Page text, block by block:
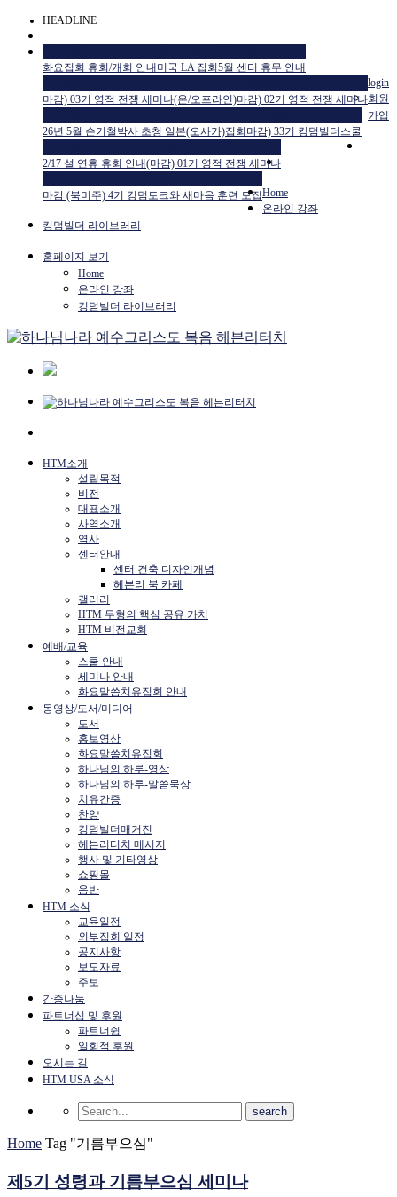
HEADLINE
화요집회 휴회/개회 안내 미국 LA 집회 5월 센터 휴무 안내
마감) 03기 영적 전쟁 세미나(온/오프라인)마감) 02기 영적 전쟁 세미나
26년 5월 손기철박사 초청 일본(오사카)집회 마감) 33기 킹덤빌더스쿨
2/17 설 연휴 휴회 안내(마감) 01기 영적 전쟁 세미나
마감 (북미주) 4기 킹덤토크와 새마음 훈련 모집
login
회원
가입
Home
온라인 강좌
킹덤빌더 라이브러리
홈페이지 보기
Home
온라인 강좌
킹덤빌더 라이브러리
HTM소개
설립목적
비전
대표소개
사역소개
역사
센터안내
센터 건축 디자인개념
헤븐리 북 카페
갤러리
HTM 무형의 핵심 공유 가치
HTM 비전교회
예배/교육
스쿨 안내
세미나 안내
화요말씀치유집회 안내
동영상/도서/미디어
도서
홍보영상
화요말씀치유집회
하나님의 하루-영상
하나님의 하루-말씀묵상
치유간증
찬양
킹덤빌더매거진
헤븐리터치 메시지
행사 및 기타영상
쇼핑몰
음반
HTM 소식
교육일정
외부집회 일정
공지사항
보도자료
주보
간증나눔
파트너십 및 후원
파트너쉽
일회적 후원
오시는 길
HTM USA 소식
Home Tag "기름부으심"
제5기 성령과 기름부으심 세미나